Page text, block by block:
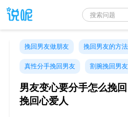
挽回男友做朋友 挽回男友的方法
真性分手挽回男友 割腕挽回男友
男友变心要分手怎么挽
挽回心爱人